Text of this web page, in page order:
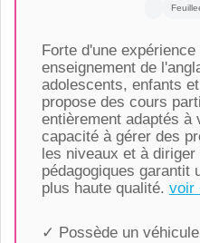
Forte d'une
enseignement de
adolescents, enfants
propose des cours
entièrement adaptés à
capacité à gérer des
les niveaux et à diriger
pédagogiques garantit
plus haute qualité. voir
✓ Possède un